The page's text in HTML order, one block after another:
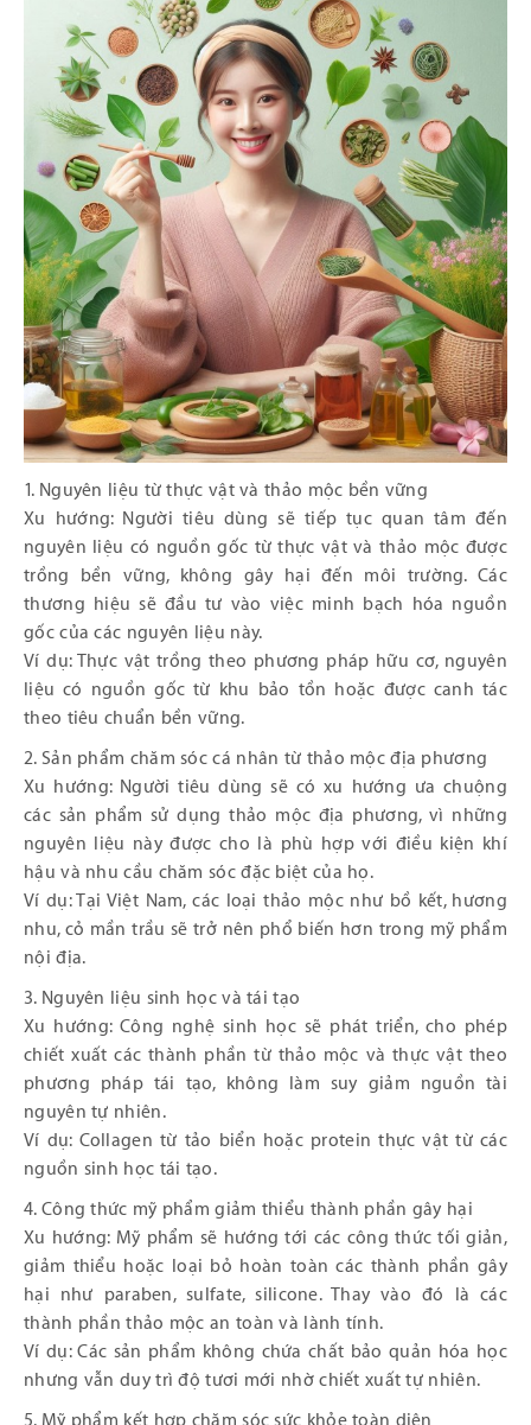
1. Nguyên liệu từ thực vật và thảo mộc bền vững
Xu hướng: Người tiêu dùng sẽ tiếp tục quan tâm đến
nguyên liệu có nguồn gốc từ thực vật và thảo mộc được
trồng bền vững, không gây hại đến môi trường. Các
thương hiệu sẽ đầu tư vào việc minh bạch hóa nguồn
gốc của các nguyên liệu này.
Ví dụ: Thực vật trồng theo phương pháp hữu cơ, nguyên
liệu có nguồn gốc từ khu bảo tồn hoặc được canh tác
theo tiêu chuẩn bền vững.
2. Sản phẩm chăm sóc cá nhân từ thảo mộc địa phương
Xu hướng: Người tiêu dùng sẽ có xu hướng ưa chuộng
các sản phẩm sử dụng thảo mộc địa phương, vì những
nguyên liệu này được cho là phù hợp với điều kiện khí
hậu và nhu cầu chăm sóc đặc biệt của họ.
Ví dụ: Tại Việt Nam, các loại thảo mộc như bồ kết, hương
nhu, cỏ mần trầu sẽ trở nên phổ biến hơn trong mỹ phẩm
nội địa.
3. Nguyên liệu sinh học và tái tạo
Xu hướng: Công nghệ sinh học sẽ phát triển, cho phép
chiết xuất các thành phần từ thảo mộc và thực vật theo
phương pháp tái tạo, không làm suy giảm nguồn tài
nguyên tự nhiên.
Ví dụ: Collagen từ tảo biển hoặc protein thực vật từ các
nguồn sinh học tái tạo.
4. Công thức mỹ phẩm giảm thiểu thành phần gây hại
Xu hướng: Mỹ phẩm sẽ hướng tới các công thức tối giản,
giảm thiểu hoặc loại bỏ hoàn toàn các thành phần gây
hại như paraben, sulfate, silicone. Thay vào đó là các
thành phần thảo mộc an toàn và lành tính.
Ví dụ: Các sản phẩm không chứa chất bảo quản hóa học
nhưng vẫn duy trì độ tươi mới nhờ chiết xuất tự nhiên.
5. Mỹ phẩm kết hợp chăm sóc sức khỏe toàn diện